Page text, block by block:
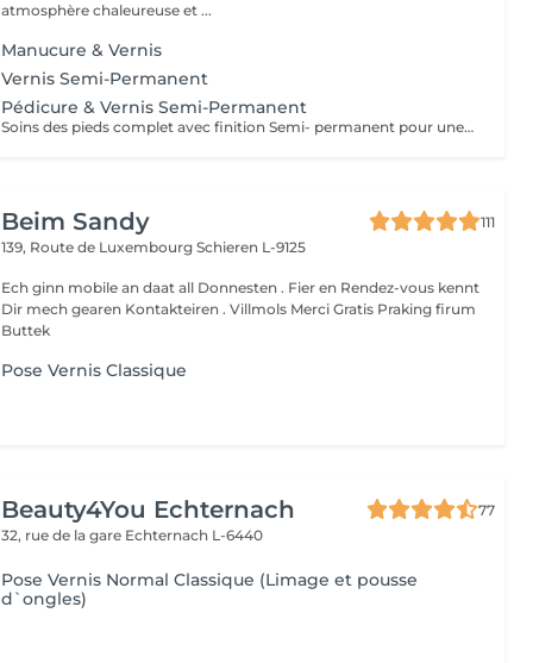
atmosphère chaleureuse et ...
Manucure & Vernis
Vernis Semi-Permanent
Pédicure & Vernis Semi-Permanent
Soins des pieds complet avec finition Semi- permanent pour une tenue parfaite pendant plusieurs semaines .
Beim Sandy
111
139, Route de LuxembourgSchieren L-9125
Ech ginn mobile an daat all Donnesten . Fier en Rendez-vous kennt
Dir mech gearen Kontakteiren . Villmols Merci Gratis Praking firum
Buttek
Pose Vernis Classique
Beauty4You Echternach
77
32, rue de la gare Echternach L-6440
Pose Vernis Normal Classique (Limage et pousse
d`ongles)